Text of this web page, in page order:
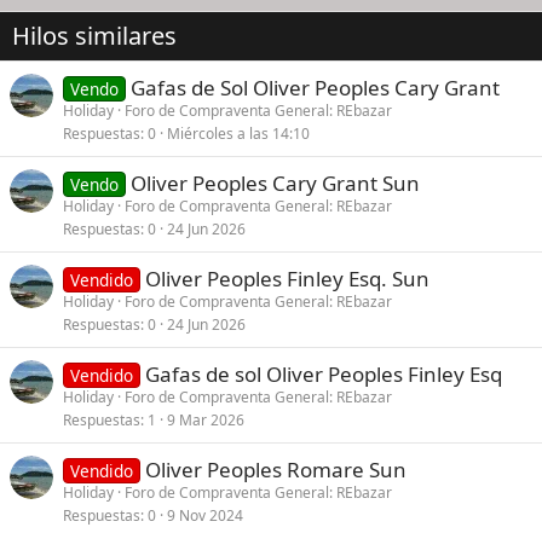
Hilos similares
Vendo Gafas de Sol Oliver Peoples Cary Grant
Holiday Foro de Compraventa General: REbazar
Respuestas 0 Miércoles a las 14:10
Vendo Oliver Peoples Cary Grant Sun
Holiday Foro de Compraventa General: REbazar
Respuestas 0 24 Jun 2026
Vendido Oliver Peoples Finley Esq. Sun
Holiday Foro de Compraventa General: REbazar
Respuestas 0 24 Jun 2026
Vendido Gafas de sol Oliver Peoples Finley Esq
Holiday Foro de Compraventa General: REbazar
Respuestas 1 9 Mar 2026
Vendido Oliver Peoples Romare Sun
Holiday Foro de Compraventa General: REbazar
Respuestas 0 9 Nov 2024